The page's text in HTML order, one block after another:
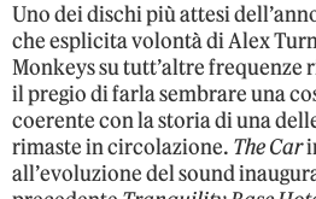
Uno dei dischi più attesi
che esplicita volontà di Alex
Monkeys su tutt’altre
il pregio di farla sembrare una
coerente con la storia di una
rimaste in circolazione. The Car
all’evoluzione del sound